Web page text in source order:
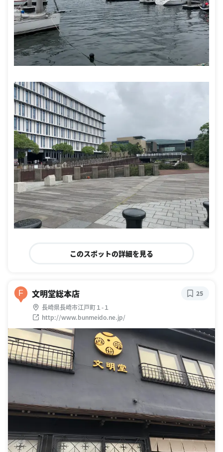
このスポットの詳細を見る
F 文明堂総本店
長崎県長崎市江戸町１-１
http://www.bunmeido.ne.jp/
25